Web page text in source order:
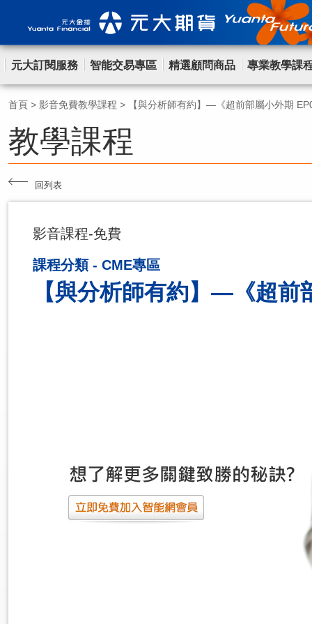
元大訂閱服務 智能交易專區 精選顧問商品 專業教學課
首頁 > 影音免費教學課程 > 【與分析師有約】—《超前部屬小外期
教學課程
回列表
影音課程-免費
課程分類 - CME專區
【與分析師有約】—《超前